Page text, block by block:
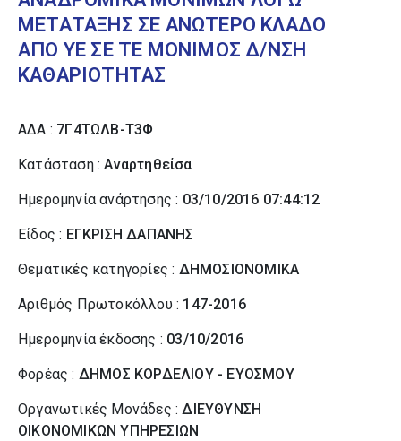
ΜΕΤΑΤΑΞΗΣ ΣΕ ΑΝΩΤΕΡΟ ΚΛΑΔΟ
ΑΠΟ ΥΕ ΣΕ ΤΕ ΜΟΝΙΜΟΣ Δ/ΝΣΗ
ΚΑΘΑΡΙΟΤΗΤΑΣ
ΑΔΑ : 7Γ4ΤΩΛΒ-Τ3Φ
Κατάσταση :Αναρτηθείσα
Ημερομηνία ανάρτησης : 03/10/2016 07:44:12
Είδος : ΕΓΚΡΙΣΗ ΔΑΠΑΝΗΣ
Θεματικές κατηγορίες : ΔΗΜΟΣΙΟΝΟΜΙΚΑ
Αριθμός Πρωτοκόλλου : 147-2016
Ημερομηνία έκδοσης : 03/10/2016
Φορέας : ΔΗΜΟΣ ΚΟΡΔΕΛΙΟΥ - ΕΥΟΣΜΟΥ
Οργανωτικές Μονάδες :ΔΙΕΥΘΥΝΣΗ
ΟΙΚΟΝΟΜΙΚΩΝ ΥΠΗΡΕΣΙΩΝ